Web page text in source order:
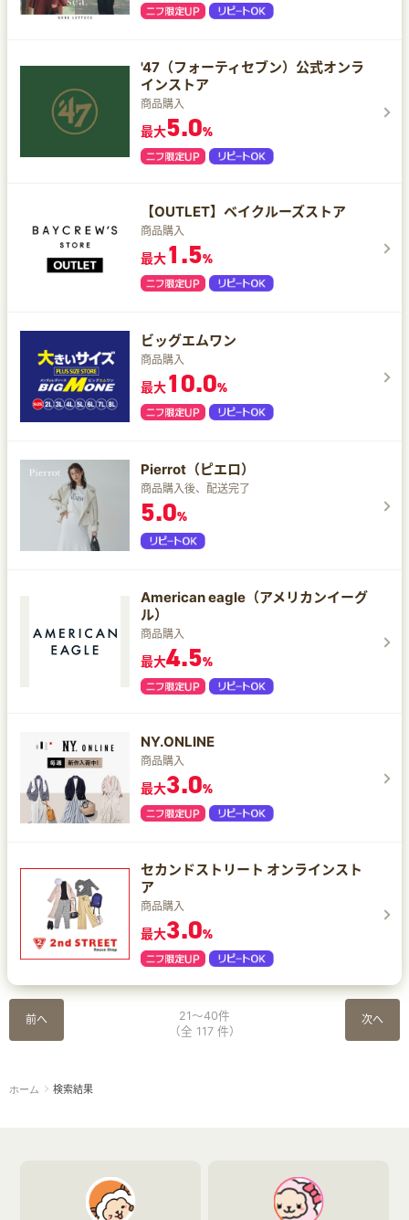
'47（フォーティセブン）公式オンラ
インストア
商品購入
最大5.0%
【OUTLET】ベイクルーズストア
商品購入
最大1.5%
ビッグエムワン
商品購入
最大10.0%
Pierrot（ピエロ）
商品購入後、配送完了
5.0%
American eagle（アメリカンイーグ
ル）
商品購入
最大4.5%
NY.ONLINE
商品購入
最大3.0%
セカンドストリート オンラインスト
ア
商品購入
最大3.0%
前へ 次へ
21～40件
（全 117 件）
ホーム 検索結果